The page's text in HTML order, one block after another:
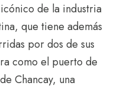
de la industria
que tiene además
por dos de sus
como el puerto de
Chancay, una